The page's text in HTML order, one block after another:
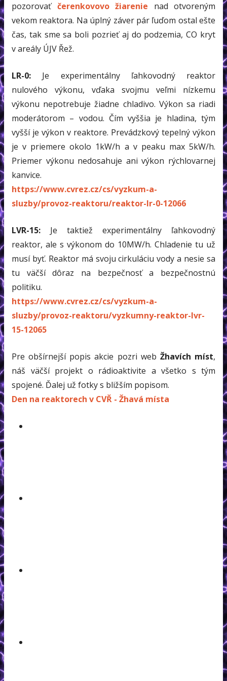
pozorovať čerenkovovo žiarenie nad otvoreným
vekom reaktora. Na úplný záver pár ľuďom ostal ešte
čas, tak sme sa boli pozrieť aj do podzemia, CO kryt
v areály ÚJV Řež.
LR-0: Je experimentálny ľahkovodný reaktor
nulového výkonu, vďaka svojmu veľmi nízkemu
výkonu nepotrebuje žiadne chladivo. Výkon sa riadi
moderátorom – vodou. Čím vyššia je hladina, tým
vyšší je výkon v reaktore. Prevádzkový tepelný výkon
je v priemere okolo 1kW/h a v peaku max 5kW/h.
Priemer výkonu nedosahuje ani výkon rýchlovarnej
kanvice.
https://www.cvrez.cz/cs/vyzkum-a-
sluzby/provoz-reaktoru/reaktor-lr-0-12066
LVR-15: Je taktiež experimentálny ľahkovodný
reaktor, ale s výkonom do 10MW/h. Chladenie tu už
musí byť. Reaktor má svoju cirkuláciu vody a nesie sa
tu väčší dôraz na bezpečnosť a bezpečnostnú
politiku.
https://www.cvrez.cz/cs/vyzkum-a-
sluzby/provoz-reaktoru/vyzkumny-reaktor-lvr-
15-12065
Pre obšírnejší popis akcie pozri web Žhavích míst,
náš väčší projekt o rádioaktivite a všetko s tým
spojené. Ďalej už fotky s bližším popisom.
Den na reaktorech v CVŘ - Žhavá místa